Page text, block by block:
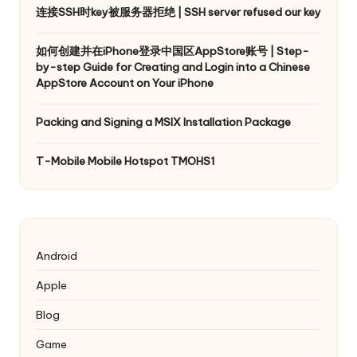
连接SSH时key被服务器拒绝 | SSH server refused our key
如何创建并在iPhone登录中国区AppStore账号 | Step-
by-step Guide for Creating and Login into a Chinese
AppStore Account on Your iPhone
Packing and Signing a MSIX Installation Package
T-Mobile Mobile Hotspot TMOHS1
Android
Apple
Blog
Game